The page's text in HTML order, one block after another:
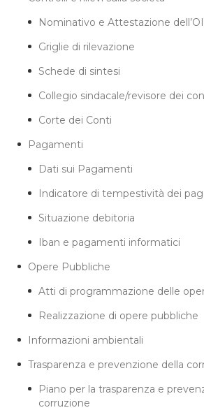
Nominativo e Attestazione
Griglie di rilevazione
Schede di sintesi
Collegio sindacale/revisore dei
Corte dei Conti
Pagamenti
Dati sui Pagamenti
Indicatore di tempestività dei
Situazione debitoria
Iban e pagamenti informatici
Opere Pubbliche
Atti di programmazione delle
Realizzazione di opere pubbliche
Informazioni ambientali
Trasparenza e prevenzione della
Piano per la trasparenza e
corruzione